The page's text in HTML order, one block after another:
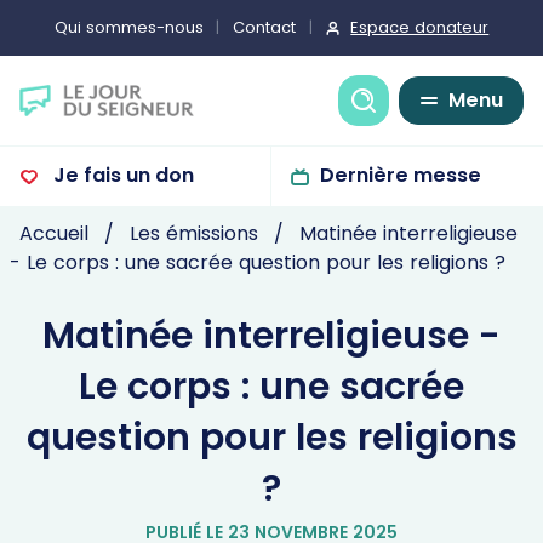
Qui sommes-nous Contact Espace donateur
Recherche
Menu
Je fais un don Dernière messe
Accueil Les émissions
Matinée interreligieuse
- Le corps : une sacrée question pour les religions ?
Matinée interreligieuse -
Le corps : une sacrée
question pour les religions
?
PUBLIÉ LE 23 NOVEMBRE 2025